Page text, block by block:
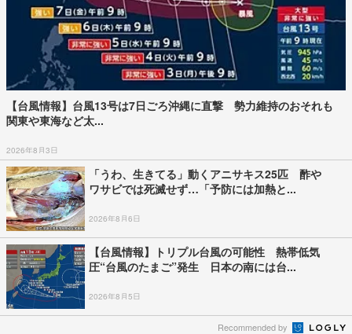
【台風情報】台風13号は7日ごろ沖縄に直撃 勢力維持のおそれも
関東や東海など太...
2026年8月3日
「うわ、生きてる」動くアニサキス25匹 酢や
ワサビでは死滅せず…「予防には加熱と...
2026年8月6日
【台風情報】トリプル台風の可能性 熱帯低気
圧“台風のたまご”発生 日本の南には台...
2026年8月5日
Recommended by